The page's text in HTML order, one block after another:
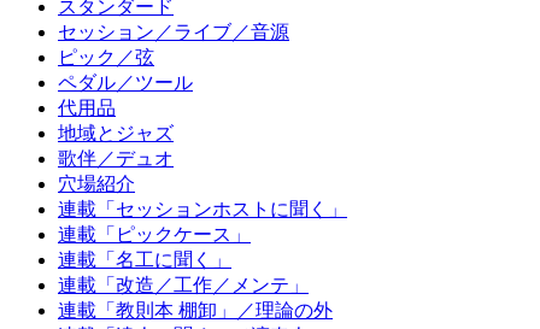
スタンダード
セッション／ライブ／音源
ピック／弦
ペダル／ツール
代用品
地域とジャズ
歌伴／デュオ
穴場紹介
連載「セッションホストに聞く」
連載「ピックケース」
連載「名工に聞く」
連載「改造／工作／メンテ」
連載「教則本 棚卸」／理論の外